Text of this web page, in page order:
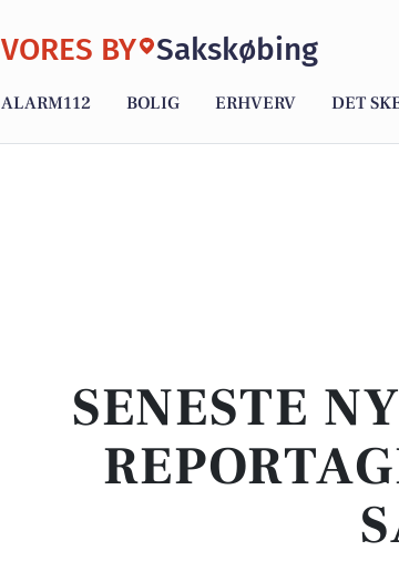
VORES BY Sakskøbing
ALARM112 BOLIG ERHVERV DET
SENESTE